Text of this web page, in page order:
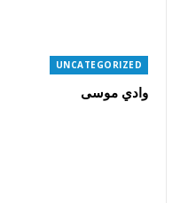
UNCATEGORIZED
وادي موسى